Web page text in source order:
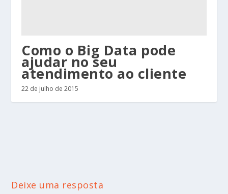
Como o Big Data pode
ajudar no seu
atendimento ao cliente
22 de julho de 2015
Deixe uma resposta